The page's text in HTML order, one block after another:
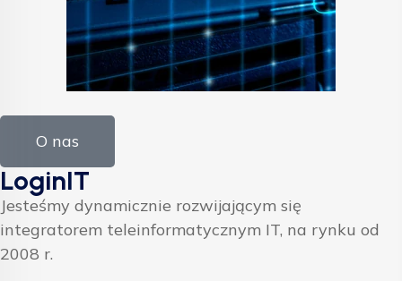
O nas
LoginIT
Jesteśmy dynamicznie rozwijającym się
integratorem teleinformatycznym IT, na rynku od
2008 r.